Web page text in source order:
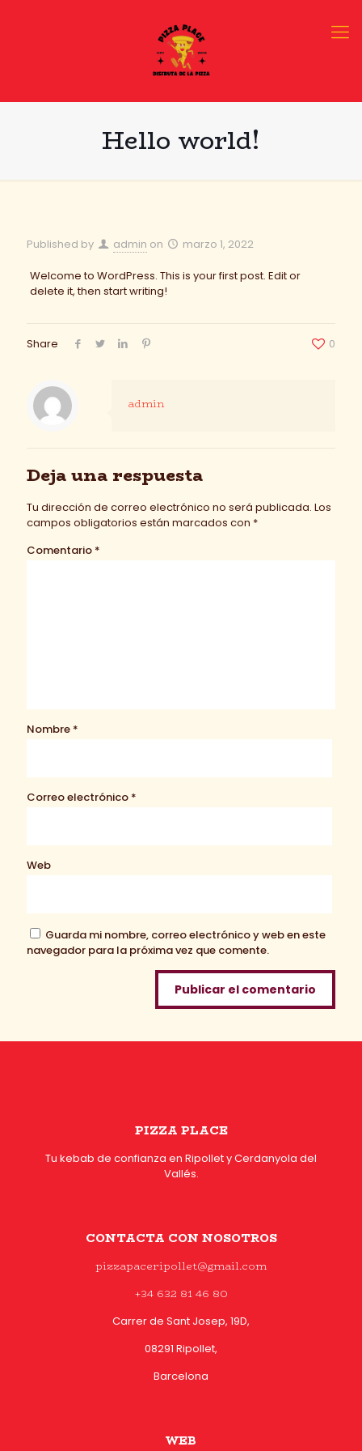
Hello world!
Published by admin on marzo 1, 2022
Welcome to WordPress. This is your first post. Edit or
delete it, then start writing!
Share 0
admin
Deja una respuesta
Tu dirección de correo electrónico no será publicada. Los
campos obligatorios están marcados con *
Comentario *
Nombre *
Correo electrónico *
Web
Guarda mi nombre, correo electrónico y web en este
navegador para la próxima vez que comente.
PIZZA PLACE
Tu kebab de confianza en Ripollet y Cerdanyola del
Vallés.
CONTACTA CON NOSOTROS
pizzapaceripollet@gmail.com
+34 632 81 46 80
Carrer de Sant Josep, 19D,
08291 Ripollet,
Barcelona
WEB